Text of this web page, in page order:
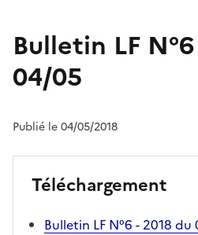
Bulletin LF
04/05
Publié le 04/05/2018
Téléchargement
Bulletin LF N°6 - 2018 du